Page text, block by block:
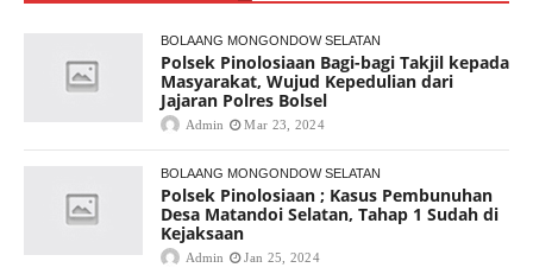
BOLAANG MONGONDOW SELATAN
Polsek Pinolosiaan Bagi-bagi Takjil kepada
Masyarakat, Wujud Kepedulian dari
Jajaran Polres Bolsel
Admin Mar 23, 2024
BOLAANG MONGONDOW SELATAN
Polsek Pinolosiaan ; Kasus Pembunuhan
Desa Matandoi Selatan, Tahap 1 Sudah di
Kejaksaan
Admin Jan 25, 2024